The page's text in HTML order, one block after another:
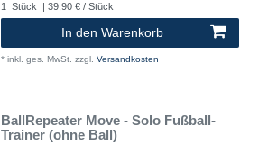
1 Stück | 39,90 € / Stück
In den Warenkorb
* inkl. ges. MwSt. zzgl. Versandkosten
BallRepeater Move - Solo Fußball-
Trainer (ohne Ball)